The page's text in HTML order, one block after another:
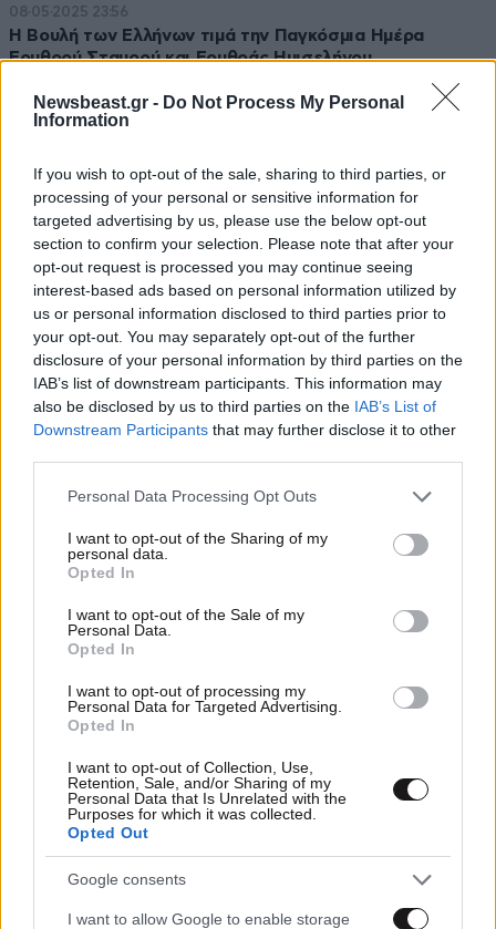
Newsbeast.gr - Do Not Process My Personal
Information
If you wish to opt-out of the sale, sharing to third parties, or
processing of your personal or sensitive information for
targeted advertising by us, please use the below opt-out
section to confirm your selection. Please note that after your
opt-out request is processed you may continue seeing
interest-based ads based on personal information utilized by
us or personal information disclosed to third parties prior to
your opt-out. You may separately opt-out of the further
disclosure of your personal information by third parties on the
IAB’s list of downstream participants. This information may
also be disclosed by us to third parties on the IAB’s List of
Downstream Participants that may further disclose it to other
Please note that this website/app uses one or more Google
not limited to your visit or usage behaviour. You may click to
grant or deny consent to Google and its third-party tags to
use your data for below specified purposes in below Google
consent section.
Personal Data Processing Opt Outs
I want to opt-out of the Sharing of my
personal data.
Opted In
I want to opt-out of the Sale of my
Personal Data.
Opted In
I want to opt-out of processing my
Personal Data for Targeted Advertising.
Opted In
I want to opt-out of Collection, Use,
Retention, Sale, and/or Sharing of my
Personal Data that Is Unrelated with the
Purposes for which it was collected.
Opted Out
Google consents
I want to allow Google to enable storage
08·05·2025 23:56
Η Βουλή των Ελλήνων τιμά την Παγκόσμια Ημέρα
Ερυθρού Σταυρού και Ερυθράς Ημισελήνου
01·03·2025 19:57
Φωταγωγήθηκε το κτήριο της Βουλής: Το μήνυμα για την
Παγκόσμια Ημέρα Καρδιάς